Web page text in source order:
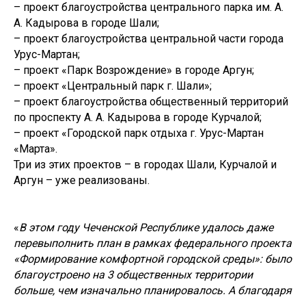
– проект благоустройства центрального парка им. А.
А. Кадырова в городе Шали;
– проект благоустройства центральной части города
Урус-Мартан;
– проект «Парк Возрождение» в городе Аргун;
– проект «Центральный парк г. Шали»;
– проект благоустройства общественный территорий
по проспекту А. А. Кадырова в городе Курчалой;
– проект «Городской парк отдыха г. Урус-Мартан
«Марта».
Три из этих проектов – в городах Шали, Курчалой и
Аргун – уже реализованы.
«В этом году Чеченской Республике удалось даже
перевыполнить план в рамках федерального проекта
«Формирование комфортной городской среды»: было
благоустроено на 3 общественных территории
больше, чем изначально планировалось. А благодаря